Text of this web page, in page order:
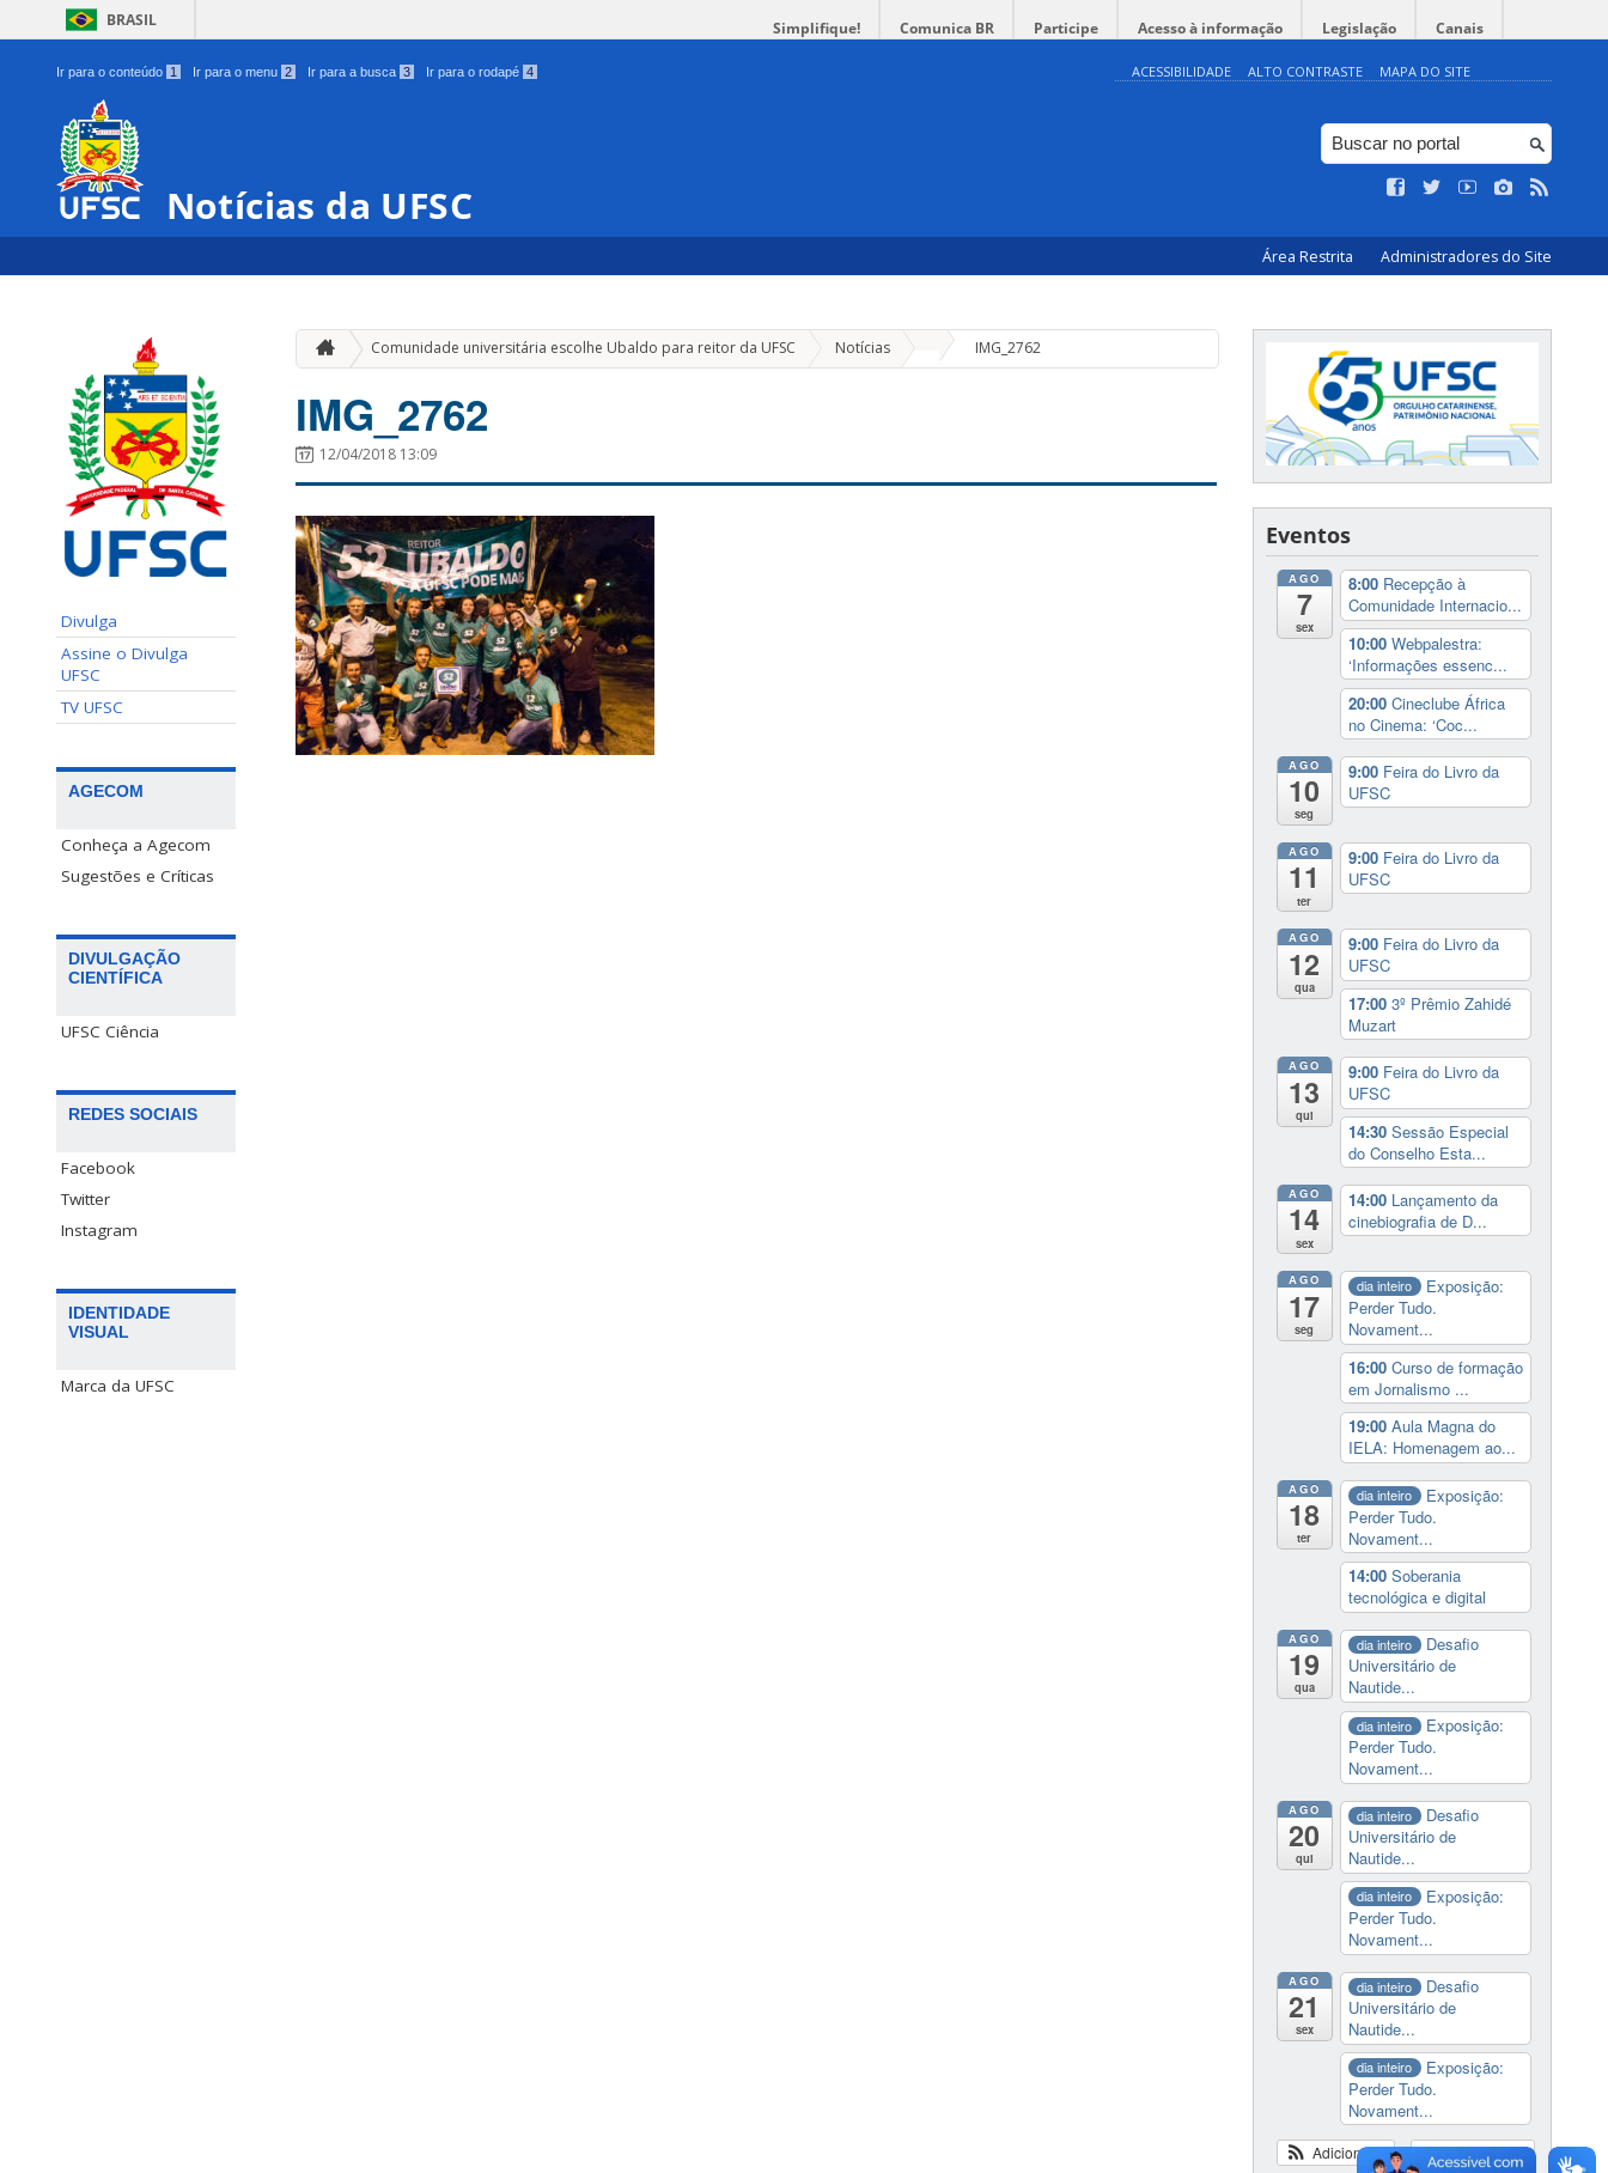
BRASIL Simplifique! Comunica BR Participe Acesso à informação Legislação Canais
Ir para o conteúdo 1 Ir para o menu 2 Ir para a busca 3 Ir para o rodapé 4 ACESSIBILIDADE ALTO CONTRASTE MAPA DO SITE
Notícias da UFSC
Área Restrita Administradores do Site
Divulga
Assine o Divulga
UFSC
TV UFSC
AGECOM
Conheça a Agecom
Sugestões e Críticas
DIVULGAÇÃO
CIENTÍFICA
UFSC Ciência
REDES SOCIAIS
Facebook
Twitter
Instagram
IDENTIDADE
VISUAL
Marca da UFSC
Comunidade universitária escolhe Ubaldo para reitor da UFSC Notícias IMG_2762
IMG_2762
12/04/2018 13:09
Eventos
AGO
7
sex
8:00 Recepção à
Comunidade Internacio...
10:00 Webpalestra:
‘Informações essenc...
20:00 Cineclube África
no Cinema: ‘Coc...
AGO
10
seg
9:00 Feira do Livro da
UFSC
AGO
11
ter
9:00 Feira do Livro da
UFSC
AGO
12
qua
9:00 Feira do Livro da
UFSC
17:00 3º Prêmio Zahidé
Muzart
AGO
13
qui
9:00 Feira do Livro da
UFSC
14:30 Sessão Especial
do Conselho Esta...
AGO
14
sex
14:00 Lançamento da
cinebiografia de D...
AGO
17
seg
dia inteiro
Exposição:
Perder Tudo.
Novament...
16:00 Curso de formação
em Jornalismo ...
19:00 Aula Magna do
IELA: Homenagem ao...
AGO
18
ter
dia inteiro
Exposição:
Perder Tudo.
Novament...
14:00 Soberania
tecnológica e digital
AGO
19
qua
dia inteiro
Desafio
Universitário de
Nautide...
dia inteiro
Exposição:
Perder Tudo.
Novament...
AGO
20
qui
dia inteiro
Desafio
Universitário de
Nautide...
dia inteiro
Exposição:
Perder Tudo.
Novament...
AGO
21
sex
dia inteiro
Desafio
Universitário de
Nautide...
dia inteiro
Exposição:
Perder Tudo.
Novament...
Ver calendário
Adicionar